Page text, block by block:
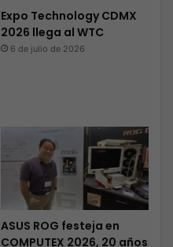
Expo Technology CDMX
2026 llega al WTC
6 de julio de 2026
ASUS ROG festeja en
COMPUTEX 2026, 20 años